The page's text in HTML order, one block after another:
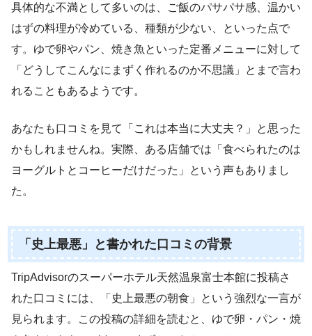
具体的な不満として多いのは、ご飯のパサパサ感、温かい
はずの料理が冷めている、種類が少ない、といった点で
す。ゆで卵やパン、焼き魚といった定番メニューに対して
「どうしてこんなにまずく作れるのか不思議」とまで言わ
れることもあるようです。
あなたも口コミを見て「これは本当に大丈夫？」と思った
かもしれませんね。実際、ある店舗では「食べられたのは
ヨーグルトとコーヒーだけだった」という声もありまし
た。
「史上最悪」と書かれた口コミの背景
TripAdvisorのスーパーホテル天然温泉富士本館に投稿さ
れた口コミには、「史上最悪の朝食」という強烈な一言が
見られます。この投稿の詳細を読むと、ゆで卵・パン・焼